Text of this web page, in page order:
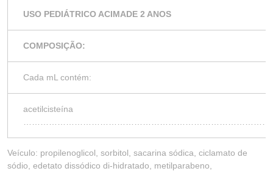
USO PEDIÁTRICO ACIMADE 2 ANOS
COMPOSIÇÃO:
Cada mL contém:
acetilcisteína
Veículo: propilenoglicol, sorbitol, sacarina sódica, ciclamato de
sódio, edetato dissódico di-hidratado, metilparabeno,